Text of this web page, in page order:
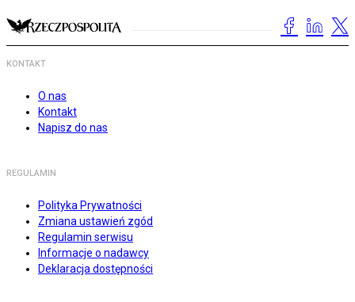
KONTAKT
O nas
Kontakt
Napisz do nas
REGULAMIN
Polityka Prywatności
Zmiana ustawień zgód
Regulamin serwisu
Informacje o nadawcy
Deklaracja dostępności